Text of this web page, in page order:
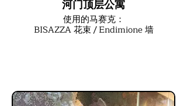
河门顶层公寓
使用的马赛克：
BISAZZA 花束 / Endimione 墙